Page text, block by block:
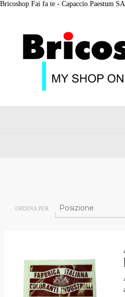
Bricoshop Fai fa te - Capaccio Paestum
ORDINA PER